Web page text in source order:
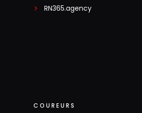
RN365.agency
COUREURS